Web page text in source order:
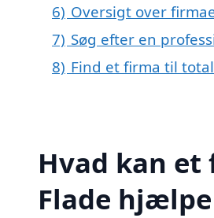
6) Oversigt over
7) Søg efter en
8) Find et firma til
Hvad kan
Flade